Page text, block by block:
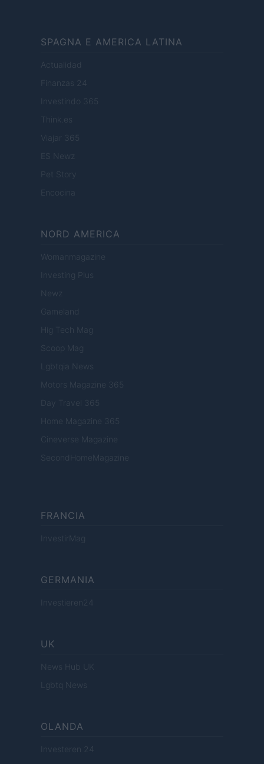
SPAGNA E AMERICA LATINA
Actualidad
Finanzas 24
Investindo 365
Think.es
Viajar 365
ES Newz
Pet Story
Encocina
NORD AMERICA
Womanmagazine
Investing Plus
Newz
Gameland
Hig Tech Mag
Scoop Mag
Lgbtqia News
Motors Magazine 365
Day Travel 365
Home Magazine 365
Cineverse Magazine
SecondHomeMagazine
FRANCIA
InvestirMag
GERMANIA
Investieren24
UK
News Hub UK
Lgbtq News
OLANDA
Investeren 24